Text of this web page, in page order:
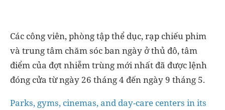
Các công viên, phòng tập thể dục, rạp chiếu phim
và trung tâm chăm sóc ban ngày ở thủ đô, tâm
điểm của đợt nhiễm trùng mới nhất đã được lệnh
đóng cửa từ ngày 26 tháng 4 đến ngày 9 tháng 5.
Parks, gyms, cinemas, and day-care centers in its